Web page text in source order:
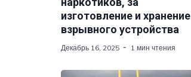
изготовление и хранение
взрывного устройства
Декабрь 16, 2025 1 мин чтения